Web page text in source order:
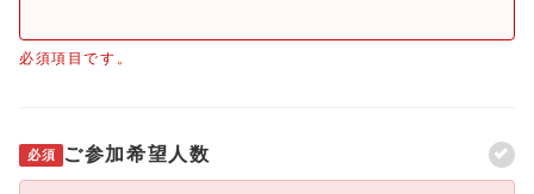
必須項目です。
必須 ご参加希望人数